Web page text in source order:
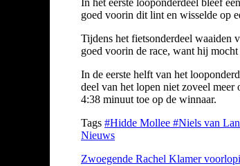
goed voorin dit lint en wisselde op
Tijdens het fietsonderdeel waaiden
goed voorin de race, want hij
In de eerste helft van het
deel van het lopen niet zoveel meer
4:38 minuut toe op de winnaar.
Tags #Hidde Mollee #Niels van
Nieuws
Zwoegende Rachel Klamer